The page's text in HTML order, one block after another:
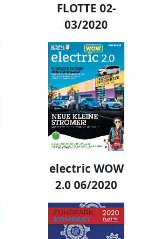
FLOTTE 02-
03/2020
electric WOW
2.0 06/2020